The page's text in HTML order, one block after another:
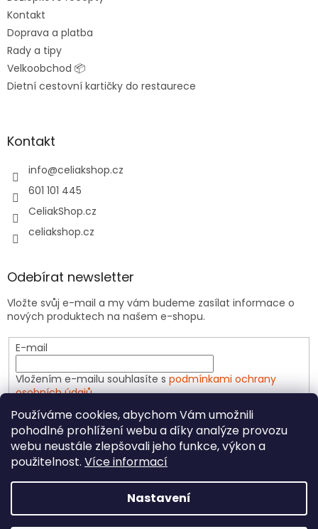
Používáme cookies, abychom Vám umožnili
pohodlné prohlížení webu a díky analýze provozu
webu neustále zlepšovali jeho funkce, výkon a
použitelnost. Více informací
Nastavení
Kontakt
Doprava a platba
Rady a tipy
Velkoobchod 📦
Dietní cestovní kartičky do restaurece
Kontakt
info@celiakshop.cz
601 101 445
CeliakShop.cz
celiakshop.cz
Odebírat newsletter
Vložte svůj e-mail a my vám budeme zasílat informace o
nových produktech na našem e-shopu.
E-mail
Vložením e-mailu souhlasíte s podmínkami ochrany
osobních údajů
PŘIHLÁSIT SE
Vytvořil Shoptet